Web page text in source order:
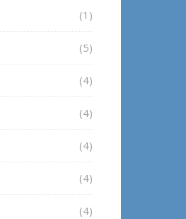
(1)
(5)
(4)
(4)
(4)
(4)
(4)